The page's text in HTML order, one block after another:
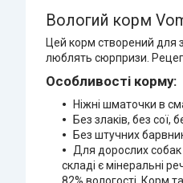
Вологий корм
Цей корм створений для
люблять сюрпризи.
Особливості корму:
Ніжні шматочки в
Без злаків, без сої,
Без штучних
Для дорослих собак
складі є мінеральні